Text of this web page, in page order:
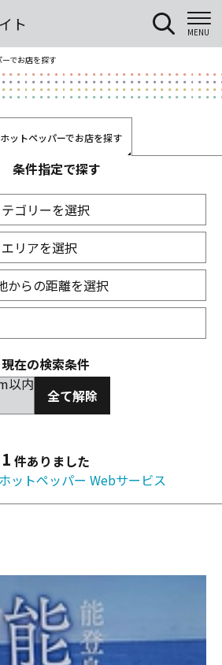
ト MENU
でお店を探す
ホットペッパーでお店を探す
条件指定で探す
ゴリーを選択
エリアを選択
からの距離を選択
現在の検索条件
以内
全て解除
1 件ありました
ホットペッパー Webサービス